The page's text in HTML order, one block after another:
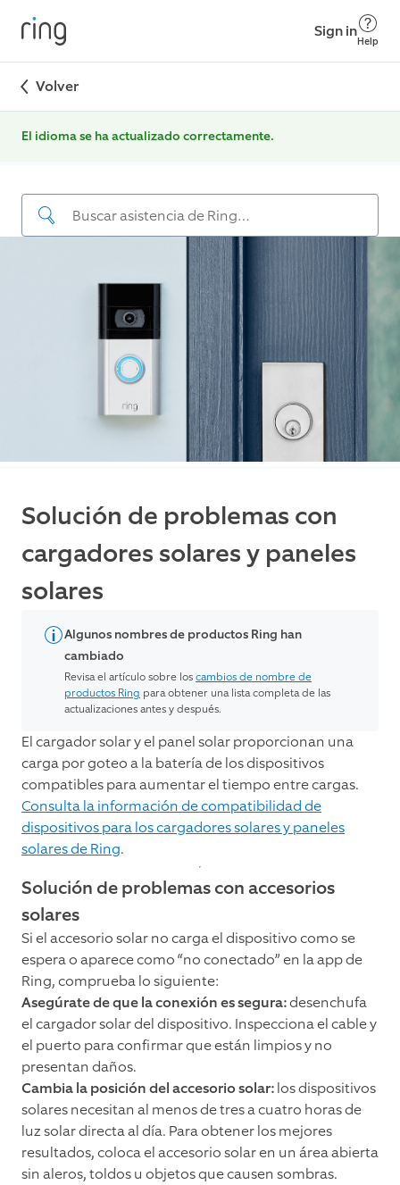
Sign in
Help
Volver
El idioma se ha actualizado correctamente.
Solución de problemas con
cargadores solares y paneles
solares
Algunos nombres de productos Ring han
cambiado
Revisa el artículo sobre loscambios de nombre de
productos Ring para obtener una lista completa de las
actualizaciones antes y después.
El cargador solar y el panel solar proporcionan una
carga por goteo a la batería de los dispositivos
compatibles para aumentar el tiempo entre cargas.
Consulta la información de compatibilidad de
dispositivos para los cargadores solares y paneles
solares de Ring.
Solución de problemas con accesorios
solares
Si el accesorio solar no carga el dispositivo como se
espera o aparece como “no conectado” en la app de
Ring, comprueba lo siguiente:
Asegúrate de que la conexión es segura:desenchufa
el cargador solar del dispositivo. Inspecciona el cable y
el puerto para confirmar que están limpios y no
presentan daños.
Cambia la posición del accesorio solar:los dispositivos
solares necesitan al menos de tres a cuatro horas de
luz solar directa al día. Para obtener los mejores
resultados, coloca el accesorio solar en un área abierta
sin aleros, toldos u objetos que causen sombras.